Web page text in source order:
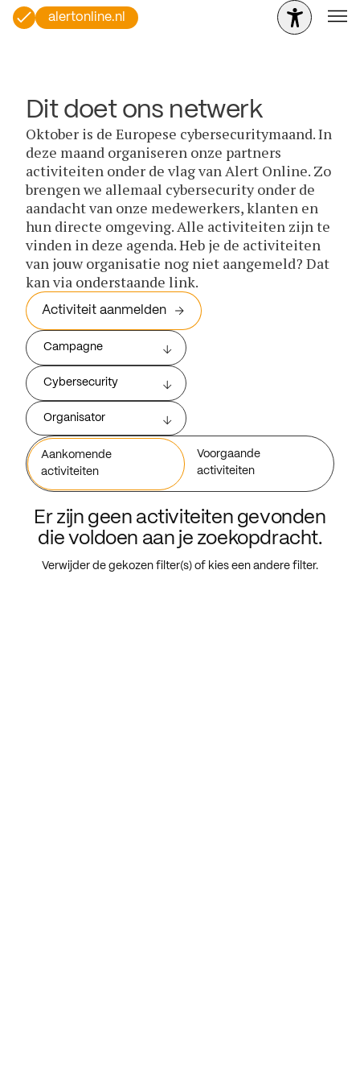
alertonline.nl
Dit doet ons netwerk
Oktober is de Europese cybersecuritymaand. In
deze maand organiseren onze partners
activiteiten onder de vlag van Alert Online. Zo
brengen we allemaal cybersecurity onder de
aandacht van onze medewerkers, klanten en
hun directe omgeving. Alle activiteiten zijn te
vinden in deze agenda. Heb je de activiteiten
van jouw organisatie nog niet aangemeld? Dat
kan via onderstaande link.
Activiteit aanmelden
Campagne
Cybersecurity
Organisator
Aankomende
activiteiten
Voorgaande
activiteiten
Er zijn geen activiteiten gevonden
die voldoen aan je zoekopdracht.
Verwijder de gekozen filter(s) of kies een andere filter.